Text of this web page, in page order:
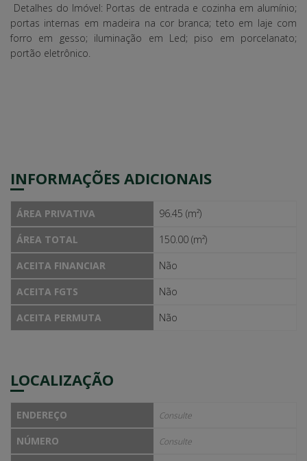
Detalhes do Imóvel: Portas de entrada e cozinha em alumínio;
portas internas em madeira na cor branca; teto em laje com
forro em gesso; iluminação em Led; piso em porcelanato;
portão eletrônico.
INFORMAÇÕES ADICIONAIS
ÁREA PRIVATIVA
96.45 (m²)
ÁREA TOTAL
150.00 (m²)
ACEITA FINANCIAR
Não
ACEITA FGTS
Não
ACEITA PERMUTA
Não
LOCALIZAÇÃO
ENDEREÇO Consulte
NÚMERO Consulte